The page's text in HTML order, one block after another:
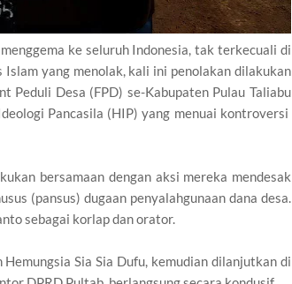
ke seluruh Indonesia, tak terkecuali di
yang menolak, kali ini penolakan dilakukan
Peduli Desa (FPD) se-Kabupaten Pulau Taliabu
Pancasila (HIP) yang menuai kontroversi
bersamaan dengan aksi mereka mendesak
(pansus) dugaan penyalahgunaan dana desa.
sebagai korlap dan orator.
Sia Sia Dufu, kemudian dilanjutkan di